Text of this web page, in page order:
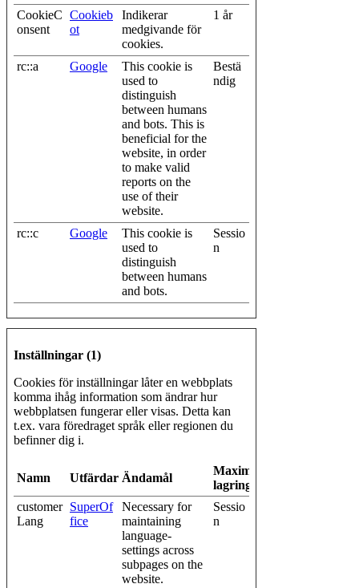
CookieC
onsent
Cookieb
ot
Indikerar
medgivande för
cookies.
1 år
rc::a Google
This cookie is
used to
distinguish
between humans
and bots. This is
beneficial for the
website, in order
to make valid
reports on the
use of their
website.
Bestä
ndig
rc::c Google
This cookie is
used to
distinguish
between humans
and bots.
Sessio
n
Inställningar (1)
Cookies för inställningar låter en webbplats
komma ihåg information som ändrar hur
webbplatsen fungerar eller visas. Detta kan
t.ex. vara föredraget språk eller regionen du
befinner dig i.
Namn UtfärdareÄndamål
Maximal
lagringstid
customer
Lang
SuperOf
fice
Necessary for
maintaining
language-
settings across
subpages on the
website.
Sessio
n